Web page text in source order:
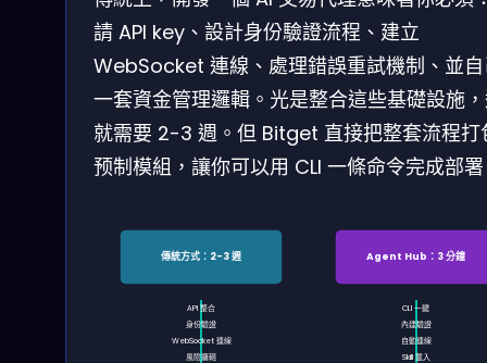
請 API key、設計身份驗證流程、建立
WebSocket 連線、處理錯誤重試機制、並
一套資金管理邏輯。光是整合這些基礎設施
就需要 2-3 週。但 Bitget 直接把整套流程打
预制模組，讓你可以用 CLI 一條命令完成部
傳統方式：2-3 週 Agent Hub：3 分鐘
API 整合
身份驗證
WebSocket 連線
風險邏輯
CLI 一鍵
內建驗證
自動連線
Skill 載入